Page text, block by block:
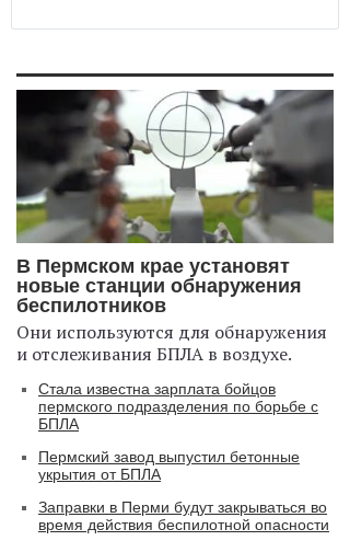
В Пермском крае установят
новые станции обнаружения
беспилотников
Они используются для обнаружения
и отслеживания БПЛА в воздухе.
Стала известна зарплата бойцов
пермского подразделения по борьбе с
БПЛА
Пермский завод выпустил бетонные
укрытия от БПЛА
Заправки в Перми будут закрываться во
время действия беспилотной опасности